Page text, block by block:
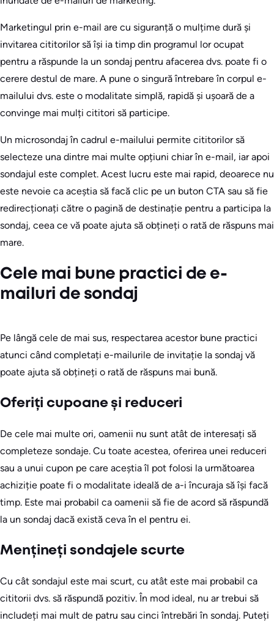
Marketingul prin e-mail are cu siguranță o mulțime dură și
invitarea cititorilor să își ia timp din programul lor ocupat
pentru a răspunde la un sondaj pentru afacerea dvs. poate fi o
cerere destul de mare. A pune o singură întrebare în corpul e-
mailului dvs. este o modalitate simplă, rapidă și ușoară de a
convinge mai mulți cititori să participe.
Un microsondaj în cadrul e-mailului permite cititorilor să
selecteze una dintre mai multe opțiuni chiar în e-mail, iar apoi
sondajul este complet. Acest lucru este mai rapid, deoarece nu
este nevoie ca aceștia să facă clic pe un buton CTA sau să fie
redirecționați către o pagină de destinație pentru a participa la
sondaj, ceea ce vă poate ajuta să obțineți o rată de răspuns mai
mare.
Cele mai bune practici de e-
mailuri de sondaj
Pe lângă cele de mai sus, respectarea acestor bune practici
atunci când completați e-mailurile de invitație la sondaj vă
poate ajuta să obțineți o rată de răspuns mai bună.
Oferiți cupoane și reduceri
De cele mai multe ori, oamenii nu sunt atât de interesați să
completeze sondaje. Cu toate acestea, oferirea unei reduceri
sau a unui cupon pe care aceștia îl pot folosi la următoarea
achiziție poate fi o modalitate ideală de a-i încuraja să își facă
timp. Este mai probabil ca oamenii să fie de acord să răspundă
la un sondaj dacă există ceva în el pentru ei.
Mențineți sondajele scurte
Cu cât sondajul este mai scurt, cu atât este mai probabil ca
cititorii dvs. să răspundă pozitiv. În mod ideal, nu ar trebui să
includeți mai mult de patru sau cinci întrebări în sondaj. Puteți